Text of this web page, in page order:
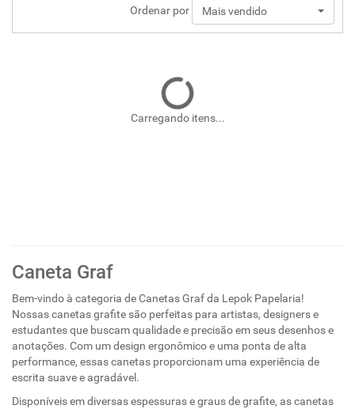
Ordenar por Mais vendido
Carregando itens...
Caneta Graf
Bem-vindo à categoria de Canetas Graf da Lepok Papelaria!
Nossas canetas grafite são perfeitas para artistas, designers e
estudantes que buscam qualidade e precisão em seus desenhos e
anotações. Com um design ergonômico e uma ponta de alta
performance, essas canetas proporcionam uma experiência de
escrita suave e agradável.
Disponíveis em diversas espessuras e graus de grafite, as canetas